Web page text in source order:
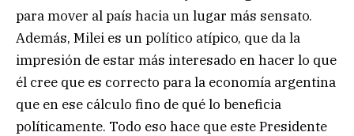
para mover al país hacia un lugar más sensato.
Además, Milei es un político atípico, que da la
impresión de estar más interesado en hacer lo que
él cree que es correcto para la economía argentina
que en ese cálculo fino de qué lo beneficia
políticamente. Todo eso hace que este Presidente